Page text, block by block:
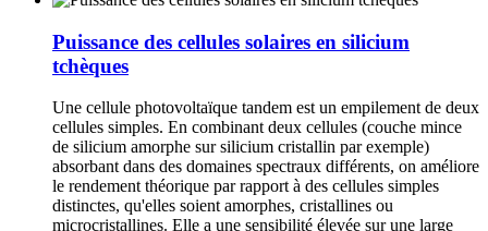
Puissance des cellules solaires en silicium
tchèques
Une cellule photovoltaïque tandem est un empilement de deux
cellules simples. En combinant deux cellules (couche mince
de silicium amorphe sur silicium cristallin par exemple)
absorbant dans des domaines spectraux différents, on améliore
le rendement théorique par rapport à des cellules simples
distinctes, qu'elles soient amorphes, cristallines ou
microcristallines. Elle a une sensibilité élevée sur une large